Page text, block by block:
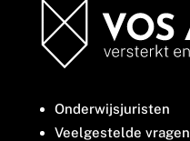
Onderwijsjuristen
Veelgestelde vragen